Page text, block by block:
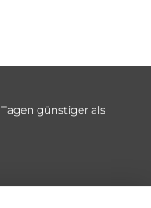
günstiger als